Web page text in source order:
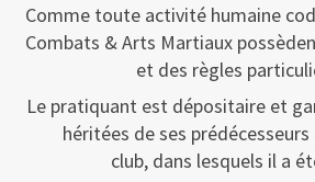
Comme toute activité humaine
Combats & Arts Martiaux
et des règles
Le pratiquant est dépositaire et
héritées de ses prédécesseurs
club, dans lesquels il a